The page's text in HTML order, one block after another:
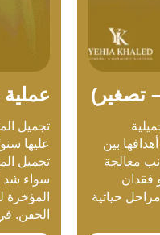
تصغير)
بين
معالجة
فقدان
حياتية
تجميل
عليها
تجميل
سواء شد
المؤخرة
الحقن.